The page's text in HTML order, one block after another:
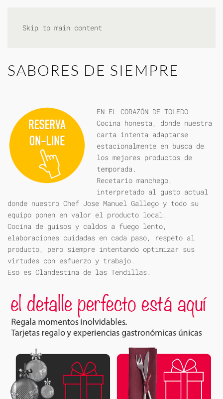
Skip to main content
SABORES DE SIEMPRE
EN EL CORAZÓN DE TOLEDO
Cocina honesta, donde nuestra
carta intenta adaptarse
estacionalmente en busca de
los mejores productos de
temporada.
Recetario manchego,
interpretado al gusto actual
donde nuestro Chef Jose Manuel Gallego y todo su
equipo ponen en valor el producto local.
Cocina de guisos y caldos a fuego lento,
elaboraciones cuidadas en cada paso, respeto al
producto, pero siempre intentando optimizar sus
virtudes con esfuerzo y trabajo.
Eso es Clandestina de las Tendillas.